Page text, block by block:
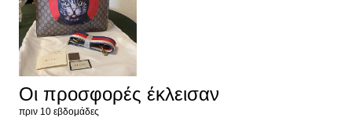
Οι προσφορές έκλεισαν
πριν 10 εβδομάδες